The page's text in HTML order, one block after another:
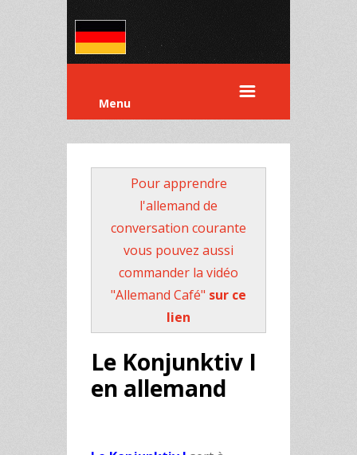
Menu
Pour apprendre
l'allemand de
conversation courante
vous pouvez aussi
commander la vidéo
"Allemand Café" sur ce
lien
Le Konjunktiv I
en allemand